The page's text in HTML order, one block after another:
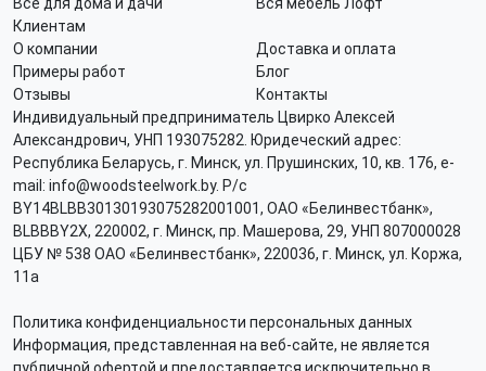
Клиентам
О компании
Доставка и оплата
Примеры работ
Блог
Отзывы
Контакты
Индивидуальный предприниматель Цвирко Алексей
Александрович, УНП 193075282. Юридеческий адрес:
Республика Беларусь, г. Минск, ул. Прушинских, 10, кв. 176, e-
mail: info@woodsteelwork.by. Р/с
BY14BLBB30130193075282001001, ОАО «Белинвестбанк»,
BLBBBY2X, 220002, г. Минск, пр. Машерова, 29, УНП 807000028
ЦБУ № 538 ОАО «Белинвестбанк», 220036, г. Минск, ул. Коржа,
11а
Политика конфиденциальности персональных данных
Информация, представленная на веб-сайте, не является